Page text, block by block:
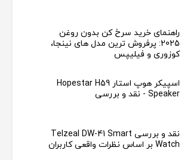
راهنمای خرید سرخ کن بدون روغن
2025: پرفروش ترین مدل های نینجا،
کوزوری و فیلیپس
اسپیکر هوپ استار Hopestar H59
Speaker - نقد و بررسی
نقد و بررسی Telzeal DW-41 Smart
Watch بر اساس نظرات واقعی کاربران